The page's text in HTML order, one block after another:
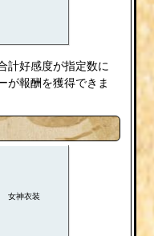
計好感度が指定数に
が報酬を獲得できま
女神衣装